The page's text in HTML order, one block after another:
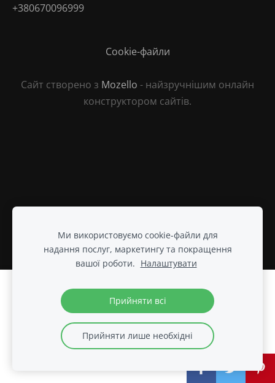
+380670096999
Cookie-файли
Сайт створено з Mozello - найзручнішим онлайн
конструктором сайтів.
Створіть свій вебсайт або інтернет-
магазин за допомогою Mozello.
Більше
Ми використовуємо cookie-файли для
надання послуг, маркетингу та покращення
вашої роботи. Налаштувати
Прийняти всі
Прийняти лише необхідні